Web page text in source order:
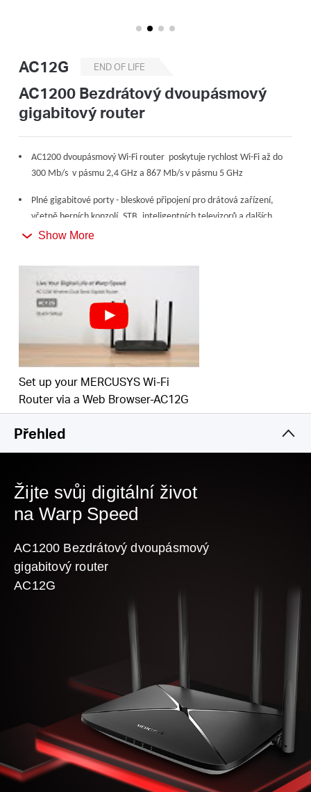
Czech
AC12G END OF LIFE
AC1200 Bezdrátový dvoupásmový
gigabitový router
AC1200 dvoupásmový Wi-Fi router poskytuje rychlost Wi-Fi až do
300 Mb/s v pásmu 2,4 GHz a 867 Mb/s v pásmu 5 GHz
Plné gigabitové porty - bleskové připojení pro drátová zařízení,
včetně herních konzolí, STB, inteligentních televizorů a dalších
zařízení
4 externí antény s vysokým ziskem - výkonné bezdrátové pokrytí v
celém domě
Jednoduchá instalace - intuitivní webová stránka vás provede
procesem nastavení během několika minut
Show More
Set up your MERCUSYS Wi-Fi
Router via a Web Browser-AC12G
Přehled
Žijte svůj digitální život
na Warp Speed
AC1200 Bezdrátový dvoupásmový
gigabitový router
AC12G